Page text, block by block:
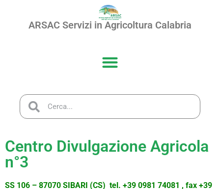
ARSAC Servizi in Agricoltura Calabria
Centro Divulgazione Agricola
n°3
SS 106 – 87070 SIBARI (CS) tel. +39 0981 74081 , fax +39